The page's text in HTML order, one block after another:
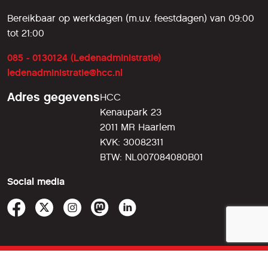
Bereikbaar op werkdagen (m.u.v. feestdagen) van 09:00
tot 21:00
085 - 0130124 (Ledenadministratie)
ledenadministratie@hcc.nl
Adres gegevensHCC
Kenaupark 23
2011 MR Haarlem
KVK: 30082311
BTW: NL007084080B01
Social media